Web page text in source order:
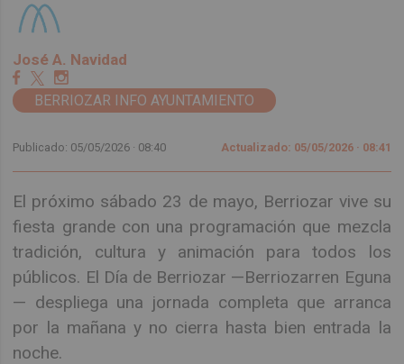
José A. Navidad
BERRIOZAR INFO AYUNTAMIENTO
Publicado: 05/05/2026 · 08:40 Actualizado: 05/05/2026 · 08:41
El próximo sábado 23 de mayo, Berriozar vive su
fiesta grande con una programación que mezcla
tradición, cultura y animación para todos los
públicos. El Día de Berriozar —Berriozarren Eguna
— despliega una jornada completa que arranca
por la mañana y no cierra hasta bien entrada la
noche.